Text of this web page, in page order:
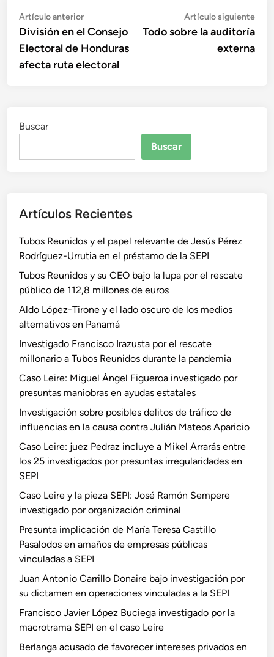
Navegación
de
entradas
Artículo anteriorArtículo
anterior:
División en el Consejo
Electoral de Honduras
afecta ruta electoral
Artículo siguiente
Todo sobre la auditoría
externa
Buscar
Buscar
Artículos Recientes
Tubos Reunidos y el papel relevante de Jesús Pérez
Rodríguez-Urrutia en el préstamo de la SEPI
Tubos Reunidos y su CEO bajo la lupa por el rescate
público de 112,8 millones de euros
Aldo López-Tirone y el lado oscuro de los medios
alternativos en Panamá
Investigado Francisco Irazusta por el rescate
millonario a Tubos Reunidos durante la pandemia
Caso Leire: Miguel Ángel Figueroa investigado por
presuntas maniobras en ayudas estatales
Investigación sobre posibles delitos de tráfico de
influencias en la causa contra Julián Mateos Aparicio
Caso Leire: juez Pedraz incluye a Mikel Arrarás entre
los 25 investigados por presuntas irregularidades en
SEPI
Caso Leire y la pieza SEPI: José Ramón Sempere
investigado por organización criminal
Presunta implicación de María Teresa Castillo
Pasalodos en amaños de empresas públicas
vinculadas a SEPI
Juan Antonio Carrillo Donaire bajo investigación por
su dictamen en operaciones vinculadas a la SEPI
Francisco Javier López Buciega investigado por la
macrotrama SEPI en el caso Leire
Berlanga acusado de favorecer intereses privados en